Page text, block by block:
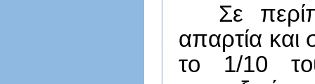
Σε
απαρτία και
το 1/10